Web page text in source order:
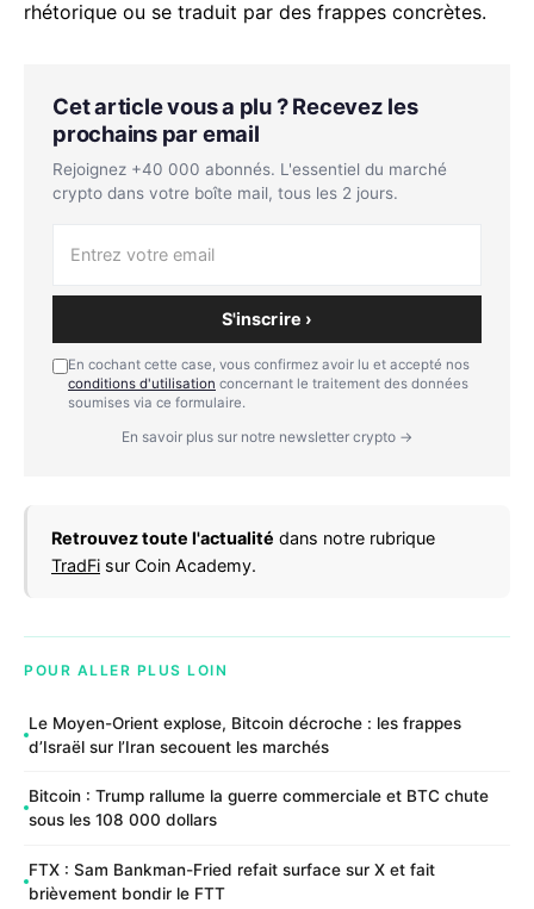
rhétorique ou se traduit par des frappes concrètes.
Cet article vous a plu ? Recevez les
prochains par email
Rejoignez +40 000 abonnés. L'essentiel du marché
crypto dans votre boîte mail, tous les 2 jours.
S'inscrire ›
En cochant cette case, vous confirmez avoir lu et accepté nos
conditions d'utilisation concernant le traitement des données
soumises via ce formulaire.
En savoir plus sur notre newsletter crypto →
Retrouvez toute l'actualité dans notre rubrique
TradFi sur Coin Academy.
POUR ALLER PLUS LOIN
Le Moyen-Orient explose, Bitcoin décroche : les frappes
d’Israël sur l’Iran secouent les marchés
Bitcoin : Trump rallume la guerre commerciale et BTC chute
sous les 108 000 dollars
FTX : Sam Bankman-Fried refait surface sur X et fait
brièvement bondir le FTT